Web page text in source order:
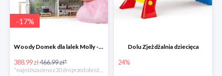
-17%
Woody Domek dla lalek Molly -78zł
388.99 zł466.99 zł*
Dolu Zjeżdżalnia dziecięca
24%